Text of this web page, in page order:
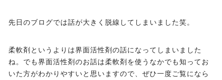
先日のブログでは話が大きく脱線してしまいました笑。
柔軟剤というよりは界面活性剤の話になってしまいました
ね。でも界面活性剤のお話は柔軟剤を使うなかでも知ってお
いた方がわかりやすいと思いますので、ぜひ一度ご覧になら